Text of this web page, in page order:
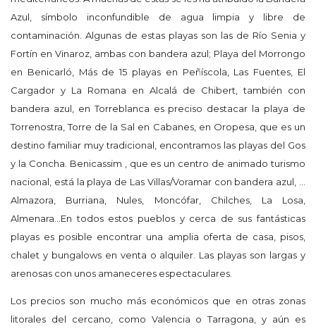
Azul, símbolo inconfundible de agua limpia y libre de
contaminación. Algunas de estas playas son las de Río Senia y
Fortín en Vinaroz, ambas con bandera azul; Playa del Morrongo
en Benicarló, Más de 15 playas en Peñíscola, Las Fuentes, El
Cargador y La Romana en Alcalá de Chibert, también con
bandera azul, en Torreblanca es preciso destacar la playa de
Torrenostra, Torre de la Sal en Cabanes, en Oropesa, que es un
destino familiar muy tradicional, encontramos las playas del Gos
y la Concha. Benicassim , que es un centro de animado turismo
nacional, está la playa de Las Villas/Voramar con bandera azul, …
Almazora, Burriana, Nules, Moncófar, Chilches, La Losa,
Almenara…En todos estos pueblos y cerca de sus fantásticas
playas es posible encontrar una amplia oferta de casa, pisos,
chalet y bungalows en venta o alquiler. Las playas son largas y
arenosas con unos amaneceres espectaculares.
Los precios son mucho más económicos que en otras zonas
litorales del cercano, como Valencia o Tarragona, y aún es